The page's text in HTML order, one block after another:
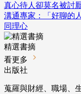
真心待人卻莫名被討
溝通專家：「好聊的
同理心
精選書摘
看更多
出版社
蒐羅與財經、職場、